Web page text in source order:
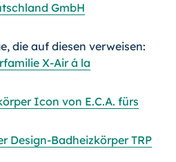
GmbH
die auf diesen verweisen:
X-Air á la
Icon von E.C.A. fürs
Design-Badheizkörper TRP